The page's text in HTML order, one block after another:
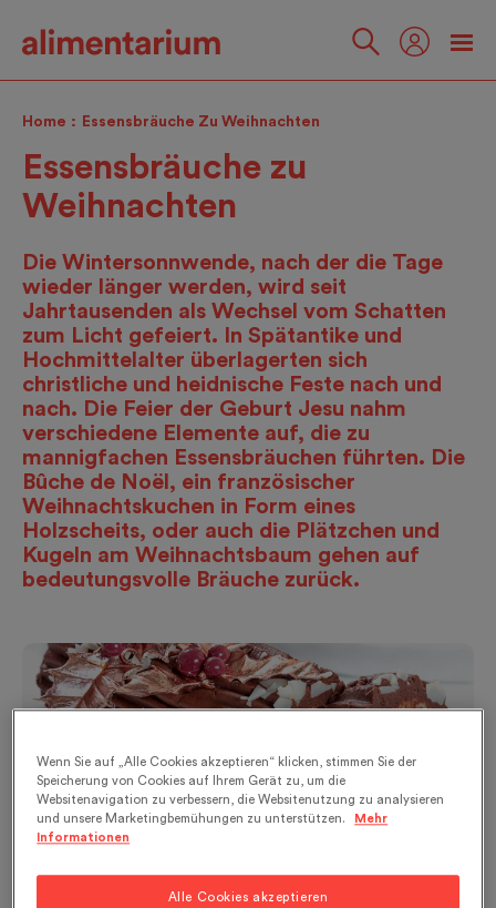
Folgen
uns
Home Essensbräuche Zu Weihnachten
Essensbräuche zu
Weihnachten
Die Wintersonnwende, nach der die Tage
wieder länger werden, wird seit
Jahrtausenden als Wechsel vom Schatten
zum Licht gefeiert. In Spätantike und
Hochmittelalter überlagerten sich
christliche und heidnische Feste nach und
nach. Die Feier der Geburt Jesu nahm
verschiedene Elemente auf, die zu
mannigfachen Essensbräuchen führten. Die
Bûche de Noël, ein französischer
Weihnachtskuchen in Form eines
Holzscheits, oder auch die Plätzchen und
Kugeln am Weihnachtsbaum gehen auf
bedeutungsvolle Bräuche zurück.
©Shutterstock / g215 - Bûche de Noël (Franz.
Wenn Sie auf „Alle Cookies akzeptieren“ klicken, stimmen Sie der
Speicherung von Cookies auf Ihrem Gerät zu, um die
Websitenavigation zu verbessern, die Websitenutzung zu analysieren
und unsere Marketingbemühungen zu unterstützen.
Mehr
Informationen
Alle Cookies akzeptieren